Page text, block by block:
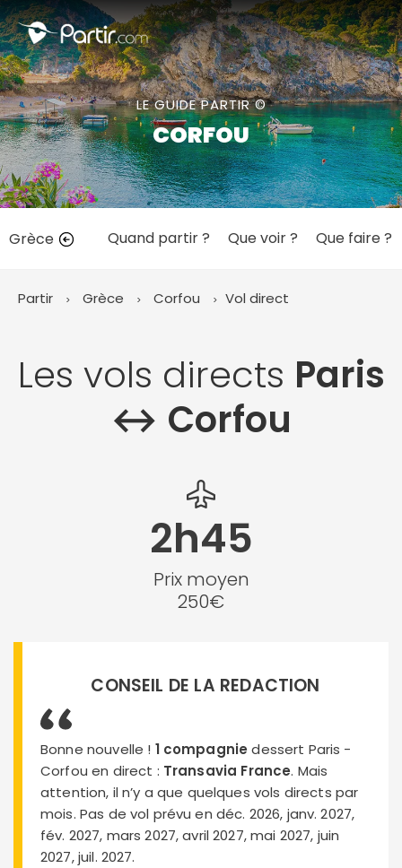
LE GUIDE PARTIR ©
CORFOU
Grèce Quand partir ? Que voir ? Que faire ?
Partir Grèce Corfou Vol direct
Les vols directs Paris
↔︎ Corfou
2h45
Prix moyen
250€
CONSEIL DE LA REDACTION
Bonne nouvelle ! 1 compagnie dessert Paris -
Corfou en direct : Transavia France. Mais
attention, il n’y a que quelques vols directs par
mois. Pas de vol prévu en déc. 2026, janv. 2027,
fév. 2027, mars 2027, avril 2027, mai 2027, juin
2027, juil. 2027.
Fermer
📍 Destinations populaires
☀️ Où partir par mois
Juillet
Août Septembre
Octobre